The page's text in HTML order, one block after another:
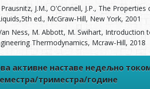
J.M., O'Connell, J.P., The Properties
ed., McGraw-Hill, New York, 2001
Ness, M. Abbott, M. Swihart, Introduction
Thermodynamics, Mcraw-Hill, 2018
активне наставе недељно
триместра/године